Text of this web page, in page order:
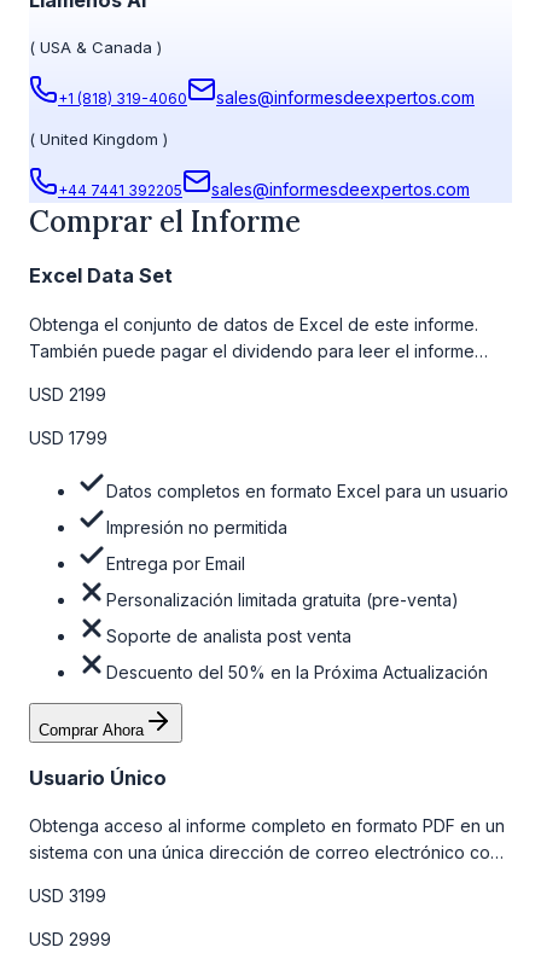
( USA & Canada )
+1 (818) 319-4060 sales@informesdeexpertos.com
( United Kingdom )
+44 7441 392205 sales@informesdeexpertos.com
Comprar el Informe
Excel Data Set
Obtenga el conjunto de datos de Excel de este informe.
También puede pagar el dividendo para leer el informe
la tabla de precios a continuación.
USD 2199
USD 1799
Datos completos en formato Excel para un usuario
Impresión no permitida
Entrega por Email
Personalización limitada gratuita (pre-venta)
Soporte de analista post venta
Descuento del 50% en la Próxima Actualización
Comprar Ahora
Usuario Único
Obtenga acceso al informe completo en formato PDF en un
sistema con una única dirección de correo electrónico con
la tabla de precios a continuación.
USD 3199
USD 2999